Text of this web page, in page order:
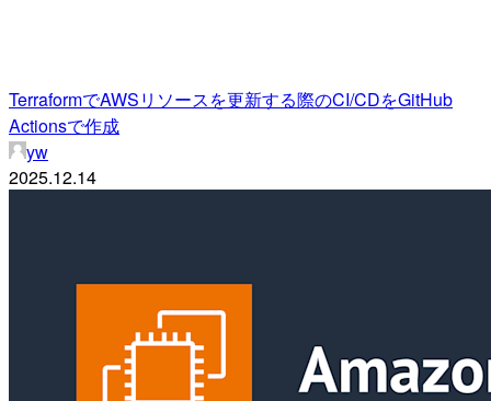
TerraformでAWSリソースを更新する際のCI/CDをGitHub
Actionsで作成
yw
2025.12.14